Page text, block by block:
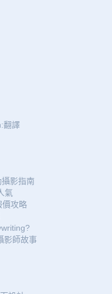
翻譯
攝影指南
氣
價攻略
影師故事